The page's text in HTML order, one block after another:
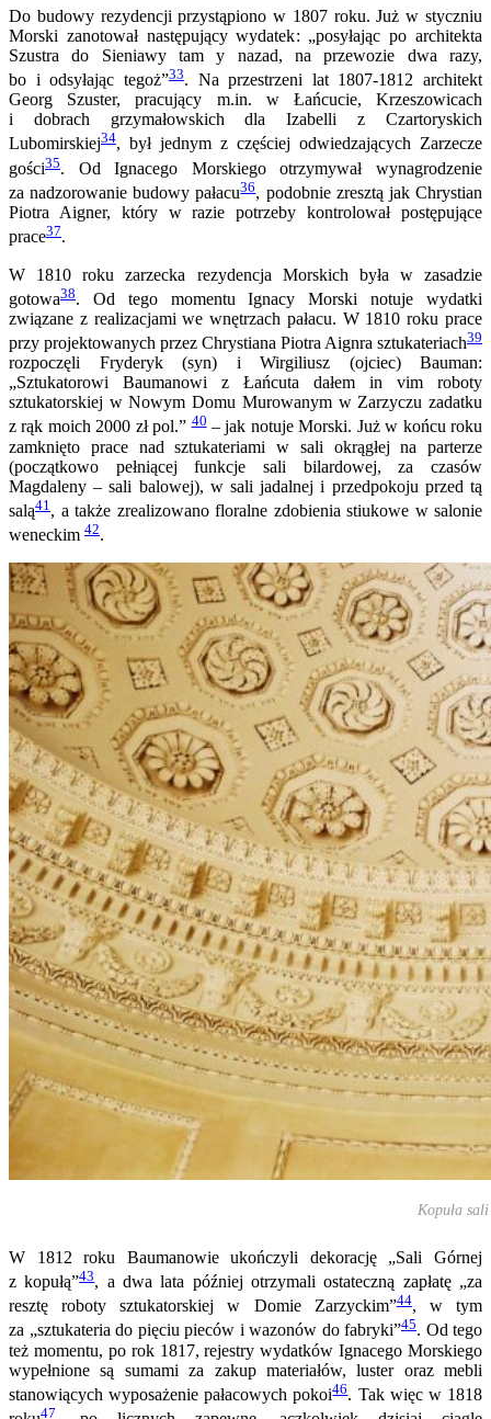
Do budowy rezydencji przystąpiono w 1807 roku. Już w styczniu
Morski zanotował następujący wydatek: „posyłając po architekta
Szustra do Sieniawy tam y nazad, na przewozie dwa razy,
bo i odsyłając tegoż”33. Na przestrzeni lat 1807-1812 architekt
Georg Szuster, pracujący m.in. w Łańcucie, Krzeszowicach
i dobrach grzymałowskich dla Izabelli z Czartoryskich
Lubomirskiej34, był jednym z częściej odwiedzających Zarzecze
gości35. Od Ignacego Morskiego otrzymywał wynagrodzenie
za nadzorowanie budowy pałacu36, podobnie zresztą jak Chrystian
Piotra Aigner, który w razie potrzeby kontrolował postępujące
prace37.
W 1810 roku zarzecka rezydencja Morskich była w zasadzie
gotowa38. Od tego momentu Ignacy Morski notuje wydatki
związane z realizacjami we wnętrzach pałacu. W 1810 roku prace
przy projektowanych przez Chrystiana Piotra Aignra sztukateriach39
rozpoczęli Fryderyk (syn) i Wirgiliusz (ojciec) Bauman:
„Sztukatorowi Baumanowi z Łańcuta dałem in vim roboty
sztukatorskiej w Nowym Domu Murowanym w Zarzyczu zadatku
z rąk moich 2000 zł pol.”40– jak notuje Morski. Już w końcu roku
zamknięto prace nad sztukateriami w sali okrągłej na parterze
(początkowo pełniącej funkcje sali bilardowej, za czasów
Magdaleny – sali balowej), w sali jadalnej i przedpokoju przed tą
salą41 , a także zrealizowano floralne zdobienia stiukowe w salonie
weneckim 42.
Kopuła
W 1812 roku Baumanowie ukończyli dekorację „Sali Górnej
z kopułą”43, a dwa lata później otrzymali ostateczną zapłatę „za
resztę roboty sztukatorskiej w Domie Zarzyckim”44, w tym
za „sztukateria do pięciu pieców i wazonów do fabryki”45. Od tego
też momentu, po rok 1817, rejestry wydatków Ignacego Morskiego
wypełnione są sumami za zakup materiałów, luster oraz mebli
stanowiących wyposażenie pałacowych pokoi46. Tak więc w 1818
47